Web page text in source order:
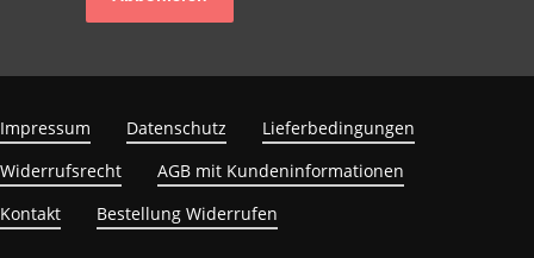
Impressum Datenschutz
Lieferbedingungen
Widerrufsrecht
AGB mit Kundeninformationen
Kontakt
Bestellung Widerrufen